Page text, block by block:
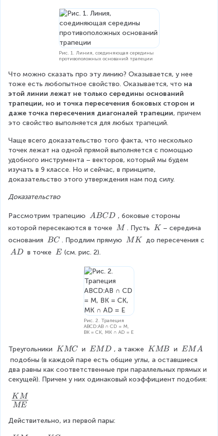
c
\
e
n
d
{
r
r
a
y
}
\
ri
g
h
t
\
}
o
w
\
a
g
le
B
=
Рис. 1. Линия, соединяющая середины
противоположных оснований трапеции
Что можно сказать про эту линию? Оказывается, у нее
тоже есть любопытное свойство. Оказывается, что на
этой линии лежат не только середины оснований
трапеции, но и точка пересечения боковых сторон и
даже точка пересечения диагоналей трапеции, причем
это свойство выполняется для любых трапеций.
Чаще всего доказательство того факта, что несколько
точек лежат на одной прямой выполняется с помощью
удобного инструмента – векторов, который мы будем
изучать в 9 классе. Но и сейчас, в принципе,
доказательство этого утверждения нам под силу.
Доказательство
Рассмотрим трапецию \
\
B
C
D
ABCD , боковые стороны
которой пересекаются в точке \
\
M . Пусть \
\
K – середина
основания \
\
BC . Продлим прямую \
K
MK до пересечения с
\
AD в точке \
E (см. рис. 2).
Рис. 2. Трапеция
ABCD:AB ∩ CD = M,
BK = CK, MK ∩ AD = E
Треугольники \
\
K
M
KMC и \
\
E
M
EMD , а также \
K
M
KMB и \
\
E
M
EMA
подобны (в каждой паре есть общие углы, а оставшиеся
два равны как соответственные при параллельных прямых и
секущей). Причем у них одинаковый коэффициент подобия:
\f
c
ME
KM
Действительно, из первой пары: